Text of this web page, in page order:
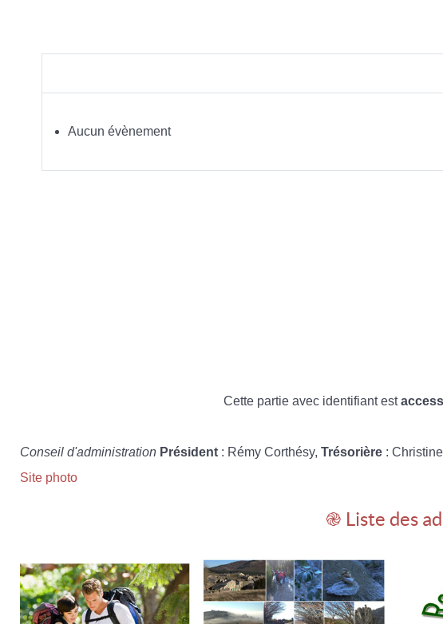
Aucun évènement
Cette partie avec identifiant est
Conseil d'administration Président : Rémy Corthésy, Trésorière :
Site photo
֎ Liste des